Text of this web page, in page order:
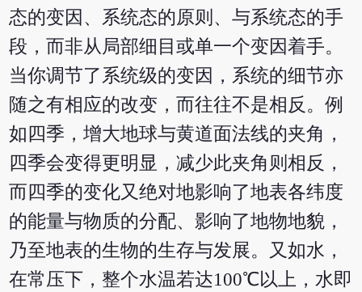
态的变因、系统态的原则、与系统态的手
段，而非从局部细目或单一个变因着手。
当你调节了系统级的变因，系统的细节亦
随之有相应的改变，而往往不是相反。例
如四季，增大地球与黄道面法线的夹角，
四季会变得更明显，减少此夹角则相反，
而四季的变化又绝对地影响了地表各纬度
的能量与物质的分配、影响了地物地貌，
乃至地表的生物的生存与发展。又如水，
在常压下，整个水温若达100℃以上，水即